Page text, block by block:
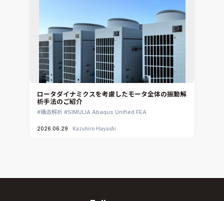
ロータダイナミクスを考慮したモータ全体の振動解
析手法のご紹介
構造解析 SIMULIA Abaqus Unified FEA
2026.06.29 Kazuhiro Hayashi